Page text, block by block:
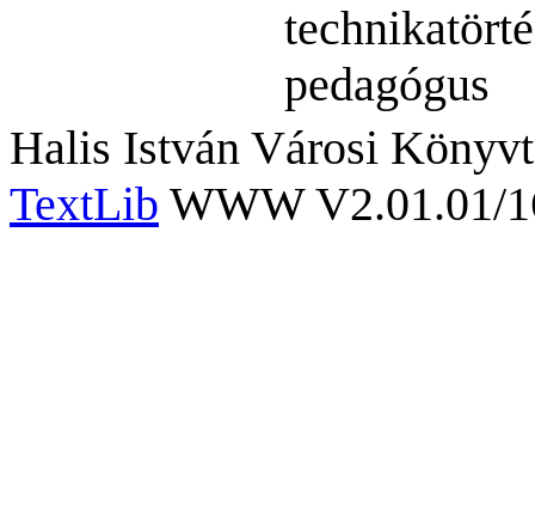
pedagógus
Halis István Városi
TextLib WWW V2.01.01/